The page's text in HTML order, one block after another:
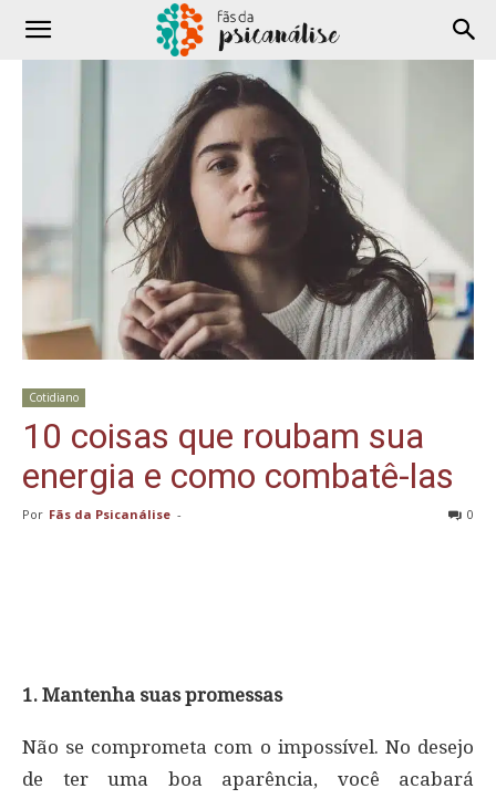
Cotidiano
10 coisas que roubam sua
energia e como combatê-las
Por Fãs da Psicanálise - 0
1. Mantenha suas promessas
Não se comprometa com o impossível. No desejo
de ter uma boa aparência, você acabará